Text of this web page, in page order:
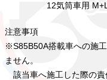
12気筒車用 M+Lサ
注意事項
※S85B50A搭載車への施
ません。
該当車へ施工した際の責